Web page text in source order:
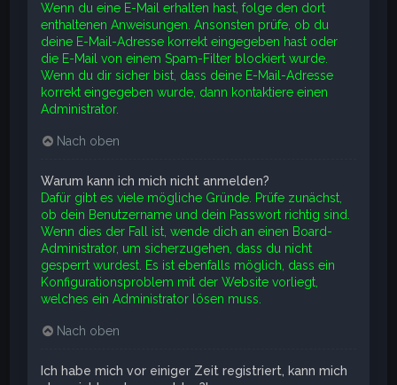
Wenn du eine E-Mail erhalten hast, folge den dort
enthaltenen Anweisungen. Ansonsten prüfe, ob du
deine E-Mail-Adresse korrekt eingegeben hast oder
die E-Mail von einem Spam-Filter blockiert wurde.
Wenn du dir sicher bist, dass deine E-Mail-Adresse
korrekt eingegeben wurde, dann kontaktiere einen
Administrator.
Nach oben
Warum kann ich mich nicht anmelden?
Dafür gibt es viele mögliche Gründe. Prüfe zunächst,
ob dein Benutzername und dein Passwort richtig sind.
Wenn dies der Fall ist, wende dich an einen Board-
Administrator, um sicherzugehen, dass du nicht
gesperrt wurdest. Es ist ebenfalls möglich, dass ein
Konfigurationsproblem mit der Website vorliegt,
welches ein Administrator lösen muss.
Nach oben
Ich habe mich vor einiger Zeit registriert, kann mich